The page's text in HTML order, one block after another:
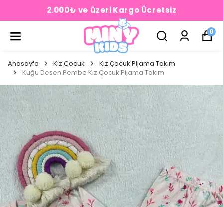
2.000₺ ve üzeri Kargo Ücretsiz
0
Anasayfa Kız Çocuk
Kız Çocuk Pijama Takım
Kuğu Desen Pembe Kız Çocuk Pijama Takım